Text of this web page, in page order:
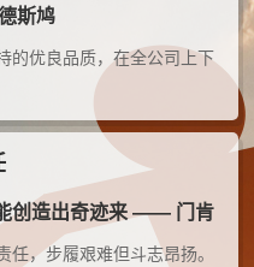
斯鸠
的优良品质，在全公司上下
创造出奇迹来 —— 门肯
，步履艰难但斗志昂扬。